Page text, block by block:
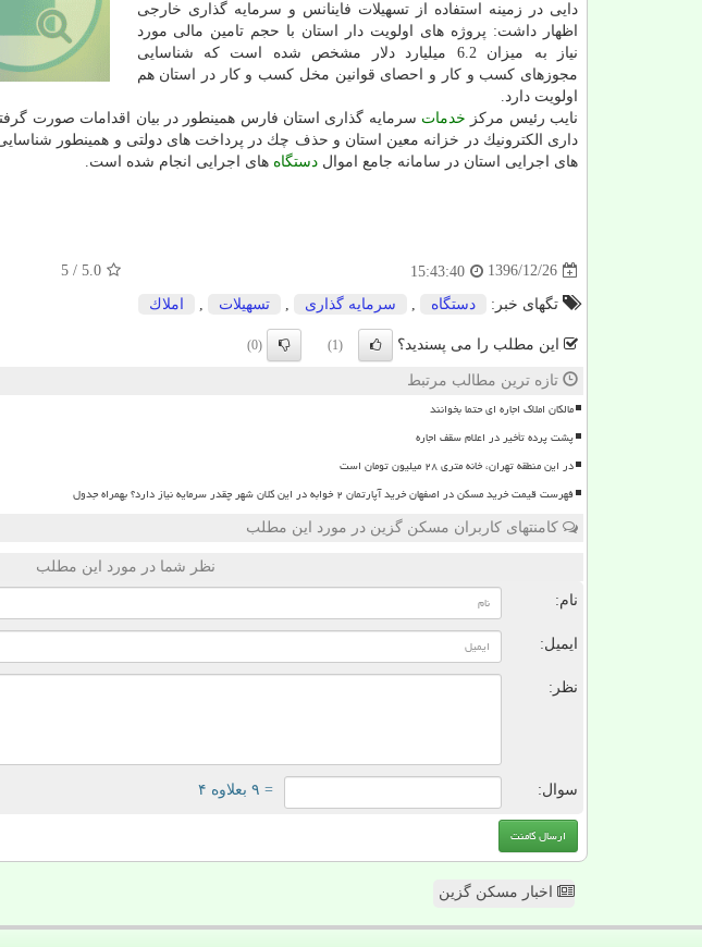
دایی در زمینه استفاده از تسهیلات فاینانس و سرمایه گذاری خارجی
اظهار داشت: پروژه های اولویت دار استان با حجم تامین مالی مورد
نیاز به میزان 6.2 میلیارد دلار مشخص شده است كه شناسایی
مجوزهای كسب و كار و احصای قوانین مخل كسب و كار در استان هم
اولویت دارد.
نایب رئیس مركز خدمات سرمایه گذاری استان فارس همینطور در بیان اقدامات صورت
داری الكترونیك در خزانه معین استان و حذف چك در پرداخت های دولتی و همینطور شناسایی و ثبت 78 درصد
های اجرایی استان در سامانه جامع اموال دستگاه های اجرایی انجام شده است.
1396/12/26
15:43:40
5.0
/ 5
تگهای خبر: دستگاه سرمایه گذاری تسهیلات املاك
این مطلب را می پسندید؟ (1)
(0)
تازه ترین مطالب مرتبط
مالکان املاک اجاره ای حتما بخوانند
پشت پرده تأخیر در اعلام سقف اجاره
در این منطقه تهران، خانه متری ۲۸ میلیون تومان است
فهرست قیمت خرید مسکن در اصفهان خرید آپارتمان ۲ خوابه در این کلان شهر چقدر سرمایه نیاز دارد؟ بهمراه جدول
کامنتهای کاربران مسکن گزین در مورد این مطلب
نظر شما در مورد این مطلب
نام:
ایمیل:
نظر:
سوال: = ۹ بعلاوه ۴
اخبار مسکن گزین